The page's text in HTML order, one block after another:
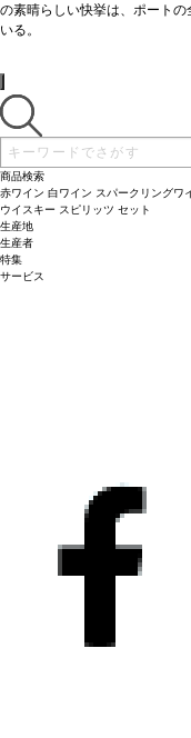
魅力的な赤色の果物のするア
ー、チェリーの味わいを示し、
サーヴする温度：
の素晴らしい快挙は、ポート
いる。
魅力的な赤色の果物のするアロ
ー、チェリーの味わいを示し、
相性のよい料理：
サーヴする温度：
商品検索
赤ワイン 白ワイン スパークリングワ
ウイスキー スピリッツ セット
生産地
生産者
特集
サービス